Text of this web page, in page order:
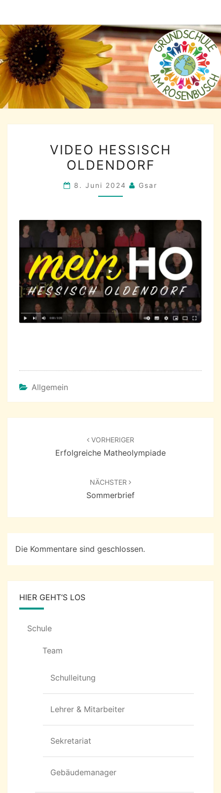
content
HESSISCH
OLDENDORF
VIDEO HESSISCH
OLDENDORF
8. Juni 2024 Gsar
Allgemein
VORHERIGER
Erfolgreiche Matheolympiade
NÄCHSTER
Sommerbrief
Die Kommentare sind geschlossen.
HIER GEHT‘S LOS
Schule
Team
Schulleitung
Lehrer & Mitarbeiter
Sekretariat
Gebäudemanager